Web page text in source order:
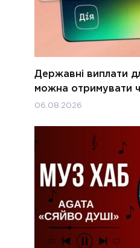
Державні виплати
можна отримувати
06.08.2026